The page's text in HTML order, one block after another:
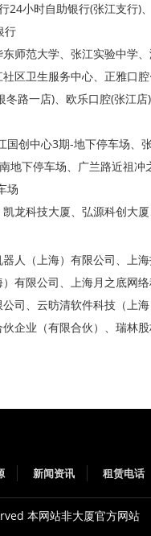
24小时自助银行(张江支行
行
师范大学、张江实验中学
区卫生服务中心、正雅口
路一店)、欧乐口腔(张江
国创中心3期-地下停车场、
地下停车场、广兰路近祖
场
龙科技大厦、弘源科创大
人（上海）有限公司、上
有限公司、上海月之底网
司、云昉清软件科技（上
伙企业（有限合伙）、瑞林
新闻资讯 租赁电话
本网站非大厦官方网站